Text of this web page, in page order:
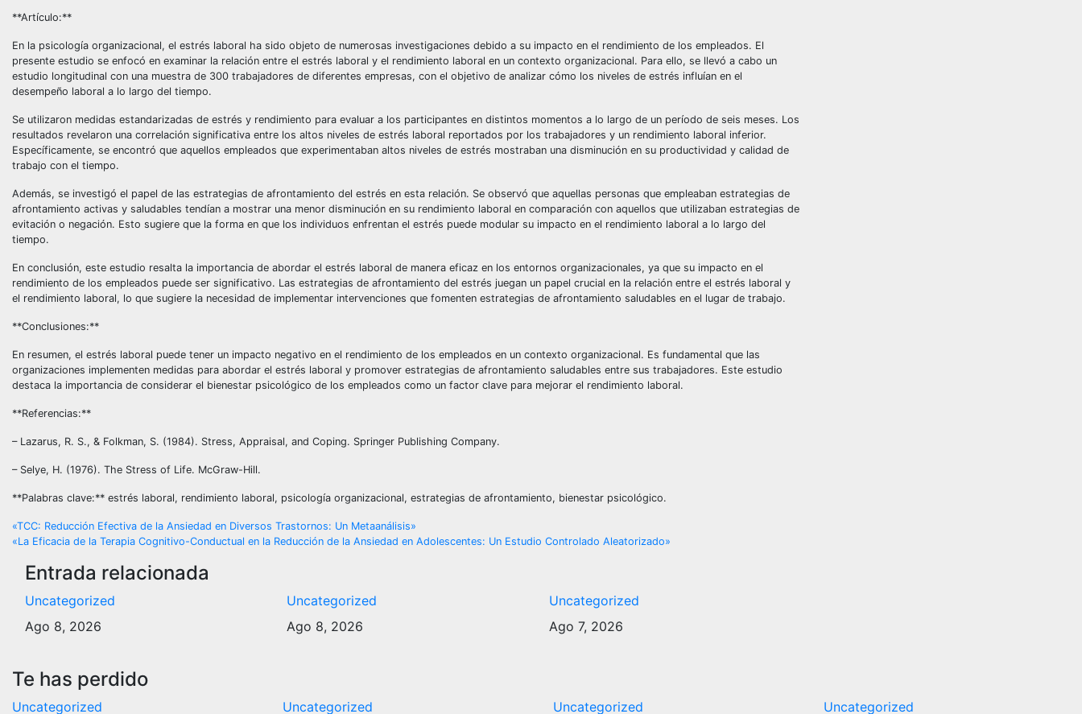
**Artículo:**
En la psicología organizacional, el estrés laboral ha sido objeto de numerosas investigaciones debido a su impacto en el rendimiento de los empleados. El
presente estudio se enfocó en examinar la relación entre el estrés laboral y el rendimiento laboral en un contexto organizacional. Para ello, se llevó a cabo un
estudio longitudinal con una muestra de 300 trabajadores de diferentes empresas, con el objetivo de analizar cómo los niveles de estrés influían en el
desempeño laboral a lo largo del tiempo.
Se utilizaron medidas estandarizadas de estrés y rendimiento para evaluar a los participantes en distintos momentos a lo largo de un período de seis meses. Los
resultados revelaron una correlación significativa entre los altos niveles de estrés laboral reportados por los trabajadores y un rendimiento laboral inferior.
Específicamente, se encontró que aquellos empleados que experimentaban altos niveles de estrés mostraban una disminución en su productividad y calidad de
trabajo con el tiempo.
Además, se investigó el papel de las estrategias de afrontamiento del estrés en esta relación. Se observó que aquellas personas que empleaban estrategias de
afrontamiento activas y saludables tendían a mostrar una menor disminución en su rendimiento laboral en comparación con aquellos que utilizaban estrategias de
evitación o negación. Esto sugiere que la forma en que los individuos enfrentan el estrés puede modular su impacto en el rendimiento laboral a lo largo del
tiempo.
En conclusión, este estudio resalta la importancia de abordar el estrés laboral de manera eficaz en los entornos organizacionales, ya que su impacto en el
rendimiento de los empleados puede ser significativo. Las estrategias de afrontamiento del estrés juegan un papel crucial en la relación entre el estrés laboral y
el rendimiento laboral, lo que sugiere la necesidad de implementar intervenciones que fomenten estrategias de afrontamiento saludables en el lugar de trabajo.
**Conclusiones:**
En resumen, el estrés laboral puede tener un impacto negativo en el rendimiento de los empleados en un contexto organizacional. Es fundamental que las
organizaciones implementen medidas para abordar el estrés laboral y promover estrategias de afrontamiento saludables entre sus trabajadores. Este estudio
destaca la importancia de considerar el bienestar psicológico de los empleados como un factor clave para mejorar el rendimiento laboral.
**Referencias:**
– Lazarus, R. S., & Folkman, S. (1984). Stress, Appraisal, and Coping. Springer Publishing Company.
– Selye, H. (1976). The Stress of Life. McGraw-Hill.
**Palabras clave:** estrés laboral, rendimiento laboral, psicología organizacional, estrategias de afrontamiento, bienestar psicológico.
Navegación
de
entradas
«TCC: Reducción Efectiva de la Ansiedad en Diversos Trastornos: Un Metaanálisis»
«La Eficacia de la Terapia Cognitivo-Conductual en la Reducción de la Ansiedad en Adolescentes: Un Estudio Controlado Aleatorizado»
Entrada relacionada
Uncategorized
Ago 8, 2026
Uncategorized
Ago 8, 2026
Uncategorized
Ago 7, 2026
Te has perdido
Uncategorized Uncategorized Uncategorized Uncategorized